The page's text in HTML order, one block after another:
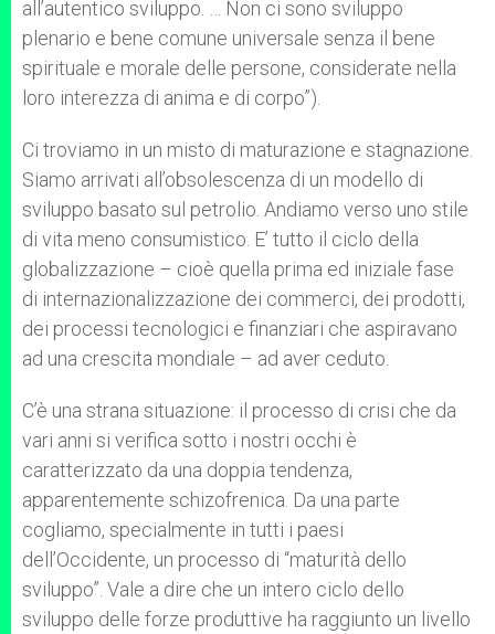
all’autentico sviluppo. … Non ci sono sviluppo
plenario e bene comune universale senza il bene
spirituale e morale delle persone, considerate nella
loro interezza di anima e di corpo”).
Ci troviamo in un misto di maturazione e stagnazione.
Siamo arrivati all’obsolescenza di un modello di
sviluppo basato sul petrolio. Andiamo verso uno stile
di vita meno consumistico. E’ tutto il ciclo della
globalizzazione – cioè quella prima ed iniziale fase
di internazionalizzazione dei commerci, dei prodotti,
dei processi tecnologici e finanziari che aspiravano
ad una crescita mondiale – ad aver ceduto.
C’è una strana situazione: il processo di crisi che da
vari anni si verifica sotto i nostri occhi è
caratterizzato da una doppia tendenza,
apparentemente schizofrenica. Da una parte
cogliamo, specialmente in tutti i paesi
dell’Occidente, un processo di “maturità dello
sviluppo”. Vale a dire che un intero ciclo dello
sviluppo delle forze produttive ha raggiunto un livello